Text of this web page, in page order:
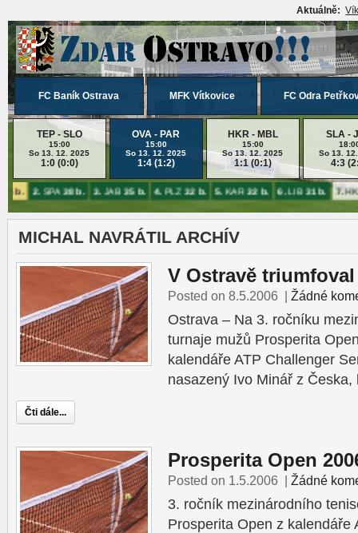
Aktuálně:
FC Baník Ostrava MFK Vítkovice FC Odra
TEP - SLO
15:00
So 13. 12. 2025
1:0 (0:0)
OVA - PAR
15:00
So 13. 12. 2025
1:4 (1:2)
HKR - MBL
15:00
So 13. 12. 2025
1:1 (0:1)
SLA -
So 13.
4:3
b. 2.SPA38 b. 3.JAB35 b. 4.PLZ32 b. 5.KAR32 b. 6.LIB31 b. 7.
MICHAL NAVRÁTIL ARCHÍV
V Ostravě
Posted on 8.5.2006 | Žádné
Ostrava – Na 3. ročníku
turnaje mužů Prosperita
kalendáře ATP Challenger
nasazený Ivo Minář z
Čti dále...
Prosperita Open
Posted on 1.5.2006 | Žádné
3. ročník mezinárodního
Prosperita Open z kalendáře